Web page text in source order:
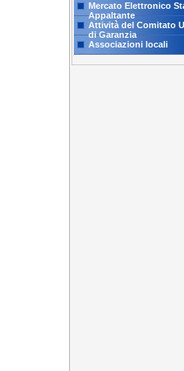
Mercato Elettronico
Appaltante
Attività del Comitato
di Garanzia
Associazioni locali